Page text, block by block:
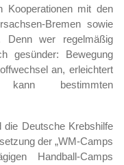
Kooperationen mit den
Bremen sowie
Denn wer regelmäßig
gesünder: Bewegung
an, erleichtert
bestimmten
die Deutsche Krebshilfe
der „WM-Camps
Handball-Camps